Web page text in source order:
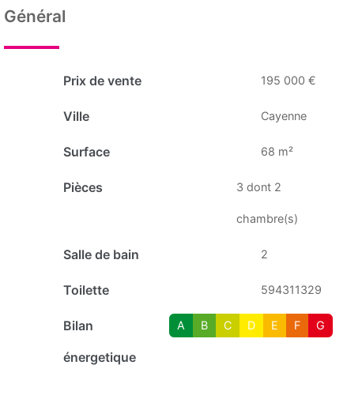
Général
Prix de vente 195 000 €
Ville Cayenne
Surface 68 m²
Pièces 3 dont 2
chambre(s)
Salle de bain 2
Toilette 594311329
Bilan
énergetique
A B C D E F G